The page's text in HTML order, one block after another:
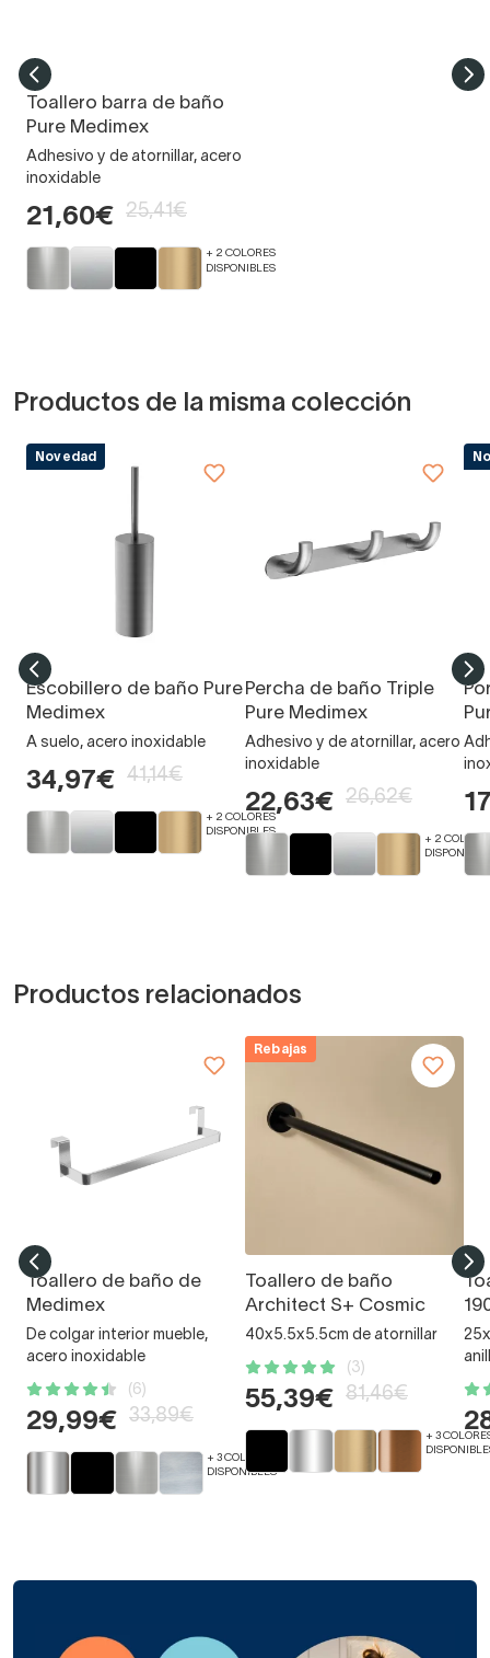
Toallero barra de baño
Pure Medimex
Adhesivo y de atornillar, acero
inoxidable
21,60€ 25,41€
+ 2 COLORES
DISPONIBLES
Productos de la misma colección
Novedad
Escobillero de baño Pure
Medimex
A suelo, acero inoxidable
34,97€ 41,14€
+ 2 COLORES
DISPONIBLES
Percha de baño Triple
Pure Medimex
Adhesivo y de atornillar, acero
inoxidable
22,63€ 26,62€
+ 2
Productos relacionados
Toallero de baño de
Medimex
De colgar interior mueble,
acero inoxidable
(6)
29,99€ 33,89€
+ 3 COLORES
DISPONIBLES
Rebajas
Toallero de baño
Architect S+ Cosmic
40x5.5x5.5cm de atornillar
(3)
55,39€ 81,46€
+ 3